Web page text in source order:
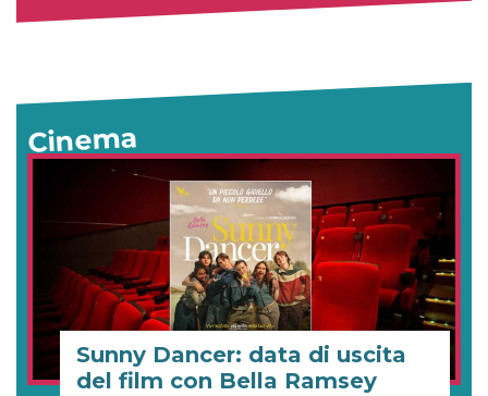
Cinema
Sunny Dancer: data di uscita
del film con Bella Ramsey